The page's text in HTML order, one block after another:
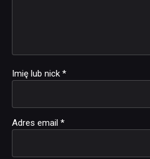
Imię lub nick *
Adres email *